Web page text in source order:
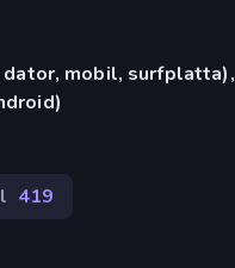
mobil, surfplatta),
419